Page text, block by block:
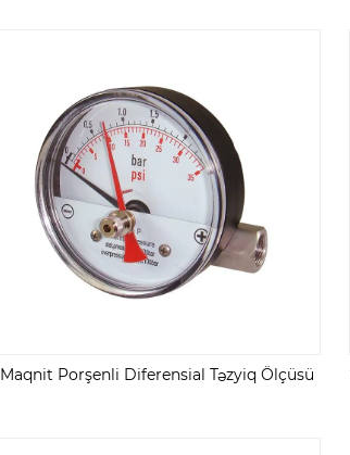
Maqnit Porşenli Diferensial Təzyiq Ölçüsü